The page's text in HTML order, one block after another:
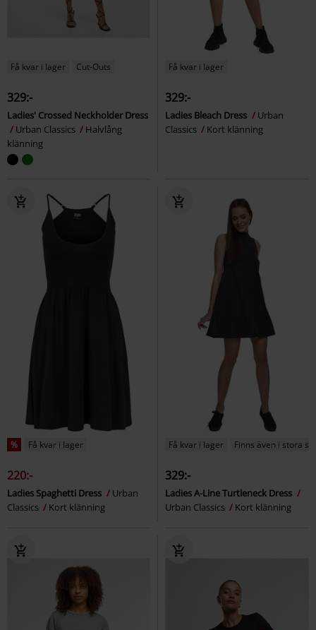
Få kvar i lager Cut-Outs
329:-
Ladies' Crossed Neckholder Dress
Urban Classics
Halvlång
klänning
Få kvar i lager
329:-
Ladies Bleach Dress
Urban
Classics
Kort klänning
% Få kvar i lager
220:-
Ladies Spaghetti Dress
Urban
Classics
Kort klänning
Få kvar i lager Finns även i stora
329:-
Ladies A-Line Turtleneck Dress
Urban Classics
Kort klänning